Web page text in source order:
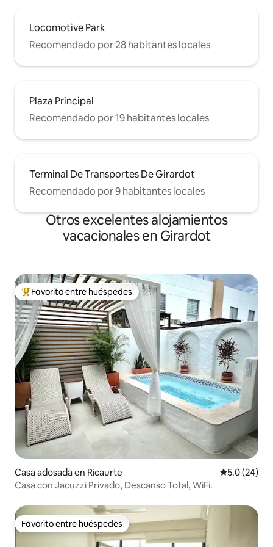
Locomotive Park
Recomendado por 28 habitantes locales
Plaza Principal
Recomendado por 19 habitantes locales
Terminal De Transportes De Girardot
Recomendado por 9 habitantes locales
Otros excelentes alojamientos
vacacionales en Girardot
De los mejores en Favorito entre huéspedes
Favorito entre huéspedes
Casa adosada en Ricaurte Calificación
5.0 (24)
Casa con Jacuzzi Privado, Descanso Total, WiFi.
Favorito entre huéspedes
Favorito entre huéspedes